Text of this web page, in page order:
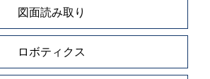
図面読み取り
ロボティクス